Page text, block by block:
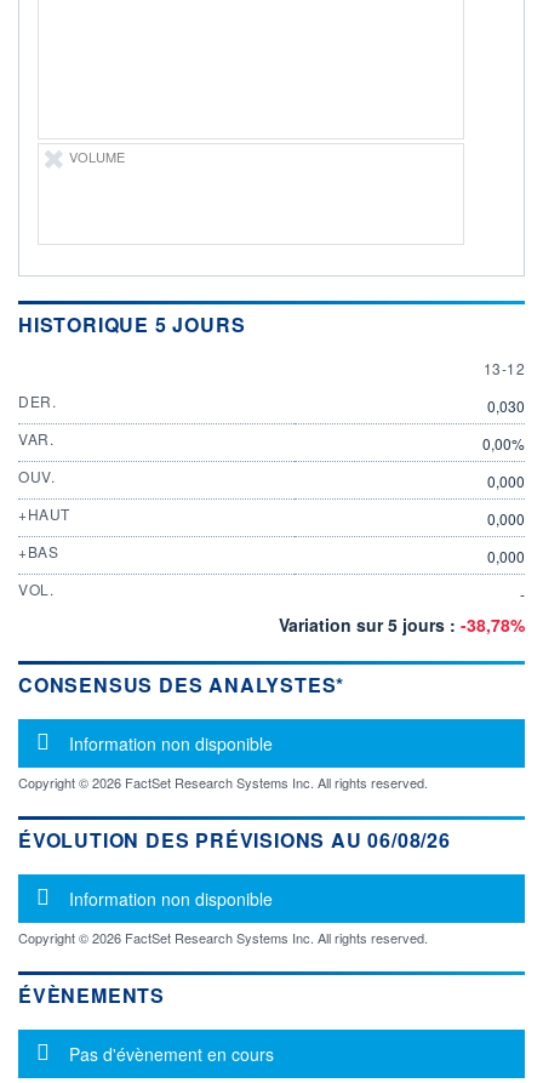
VOLUME
HISTORIQUE 5 JOURS
13
13-12
DER.
0,030
VAR.
0,00%
OUV.
0,000
+HAUT
0,000
+BAS
0,000
VOL.
-
Variation sur 5 jours : -38,78%
CONSENSUS DES ANALYSTES*
Message d'information
Information non disponible
Copyright © 2026 FactSet Research Systems Inc. All rights reserved.
ÉVOLUTION DES PRÉVISIONS AU 06/08/26
Message d'information
Information non disponible
Copyright © 2026 FactSet Research Systems Inc. All rights reserved.
ÉVÈNEMENTS
Message d'information
Pas d'évènement en cours